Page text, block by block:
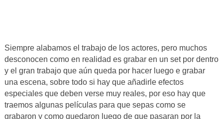
Siempre alabamos el trabajo de los actores, pero muchos
desconocen como en realidad es grabar en un set por dentro
y el gran trabajo que aún queda por hacer luego e grabar
una escena, sobre todo si hay que añadirle efectos
especiales que deben verse muy reales, por eso hay que
traemos algunas películas para que sepas como se
grabaron y como quedaron luego de que pasaran por la